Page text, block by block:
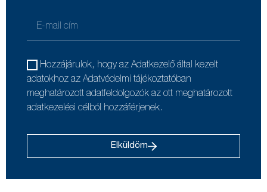
Hozzájárulok, hogy az Adatkezelő által kezelt
adatokhoz az Adatvédelmi tájékoztatóban
meghatározott adatfeldolgozók az ott meghatározott
adatkezelési célból hozzáférjenek.
Elküldöm